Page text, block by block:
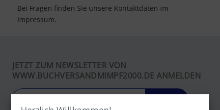
Bei Fragen finden Sie unsere Kontaktdaten im
Impressum.
JETZT ZUM NEWSLETTER VON
WWW.BUCHVERSANDMIMPF2000.DE ANMELDEN